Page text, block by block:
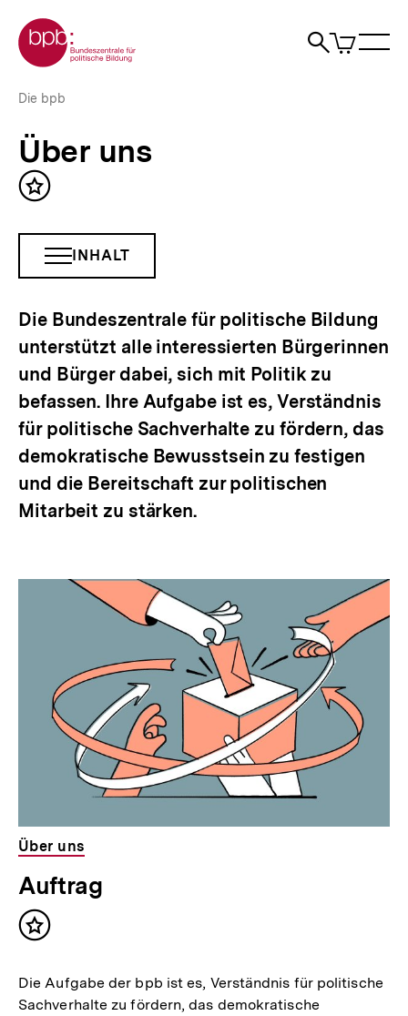
zum
Seiteninhalt
springen
Zur Startseite der bpb
Suche
Artikel
im
Über
bpb.de
Brotkrümelnavigation
Pfadnavigation
Die bpb
Über uns
Inhalt
INHALTSNAVIGATION
ÖFFNEN
INHALT
Die Bundeszentrale für politische Bildung
unterstützt alle interessierten Bürgerinnen
und Bürger dabei, sich mit Politik zu
befassen. Ihre Aufgabe ist es, Verständnis
für politische Sachverhalte zu fördern, das
demokratische Bewusstsein zu festigen
und die Bereitschaft zur politischen
Mitarbeit zu stärken.
Über uns
Auftrag
Inhalt
Die Aufgabe der bpb ist es, Verständnis für politische
Sachverhalte zu fördern, das demokratische